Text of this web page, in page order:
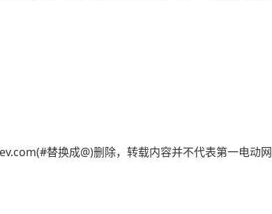
替换成@)删除，转载内容并不代表第一电动网